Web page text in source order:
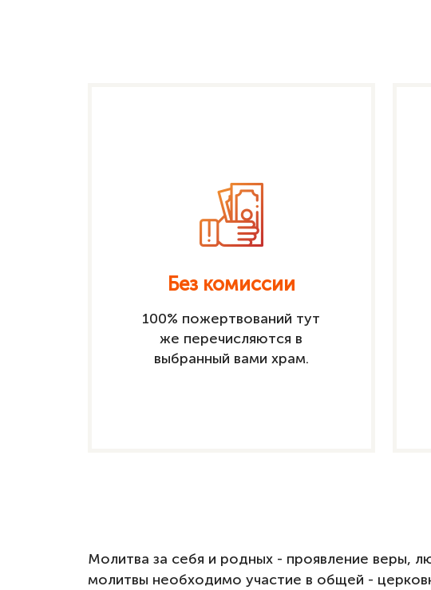
Без комиссии
100% пожертвований тут
же перечисляются в
выбранный вами храм.
Молитва за себя и родных - проявление
молитвы необходимо участие в общей -